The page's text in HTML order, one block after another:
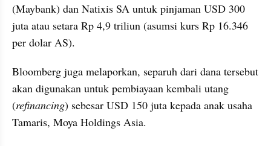
(Maybank) dan Natixis SA untuk pinjaman USD 300
juta atau setara Rp 4,9 triliun (asumsi kurs Rp 16.346
per dolar AS).
Bloomberg juga melaporkan, separuh dari dana tersebut
akan digunakan untuk pembiayaan kembali utang
(refinancing) sebesar USD 150 juta kepada anak usaha
Tamaris, Moya Holdings Asia.